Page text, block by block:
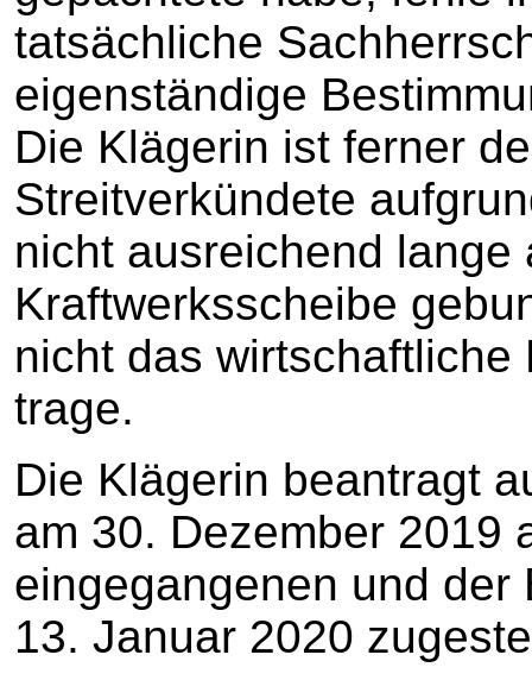
tatsächliche
eigenständige
Die Klägerin ist ferner
Streitverkündete
nicht ausreichend lange
Kraftwerksscheibe
nicht das
trage.
Die Klägerin beantragt
am 30. Dezember 2019
eingegangenen und der
13. Januar 2020